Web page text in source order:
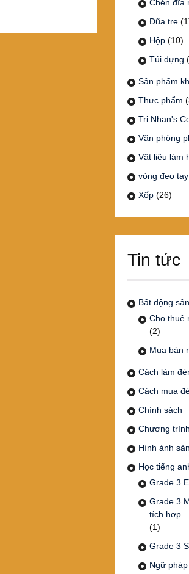
Chén đĩa
Đũa tre
Hộp (10)
Túi đựng
Sản phẩm
Thực phẩm
Tri Nhan's
Văn phòng
Vật liệu làm
vòng đeo tay
Xốp (26)
Tin tức
Bất động sản
Cho thuê
(2)
Mua bán
Cách làm
Cách mua
Chính sách
Chương
Hình ảnh
Học tiếng
Grade 3
Grade 3
tích hợp
(1)
Grade 3
Ngữ pháp